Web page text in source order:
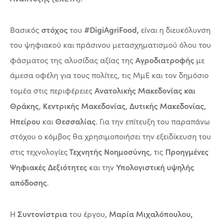
Βασικόςστόχοςτου #DigiAgriFood, είναι η διευκόλυνση
του ψηφιακού και πράσινου μετασχηματισμού όλου του
φάσματος της αλυσίδας αξίας τηςΑγροδιατροφής με
άμεσα οφέλη για τους πολίτες, τις ΜμΕ και τον δημόσιο
τομέα στις περιφέρειεςΑνατολικής Μακεδονίας και
Θράκης, Κεντρικής Μακεδονίας, Δυτικής Μακεδονίας,
Ηπείρου καιΘεσσαλίας. Για την επίτευξη του παραπάνω
στόχου ο κόμβος θα χρησιμοποιήσει την εξειδίκευση του
στις τεχνολογίεςΤεχνητής Νοημοσύνης, τις Προηγμένες
Ψηφιακές Δεξιότητες και τηνΥπολογιστική υψηλής
απόδοσης.
Η Συντονίστριατου έργου, Μαρία Μιχαλόπουλου,